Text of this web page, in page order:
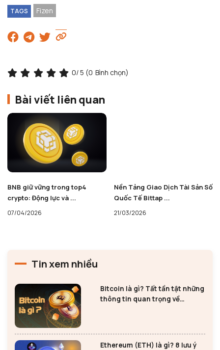
TAGS Fizen
0/ 5 (0 Bình chọn)
Bài viết liên quan
Nền Tảng Giao Dịch Tài Sản Số
Quốc Tế Bittap ...
21/03/2026
Space (SPACE) là gì? Liệu có
nên tham gia ...
28/12/2025
Tin xem nhiều
Bitcoin là gì? Tất tần tật những
thông tin quan trọng về
Ethereum (ETH) là gì? 8 lưu ý